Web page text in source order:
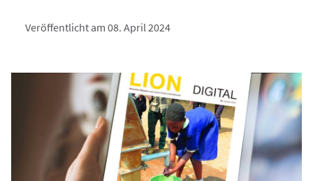
Veröffentlicht am 08. April 2024